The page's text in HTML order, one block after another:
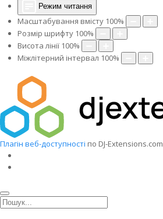
Режим читання
Масштабування вмісту 100%
Розмір шрифту 100%
Висота лінії 100%
Міжлітерний інтервал 100%
Плагін веб-доступності по DJ-Extensions.com